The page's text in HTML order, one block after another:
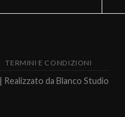
TERMINI E CONDIZIONI
| Realizzato da Blanco Studio